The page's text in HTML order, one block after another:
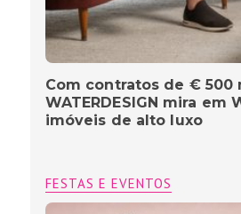
Com contratos de € 500
WATERDESIGN mira em
imóveis de alto luxo
FESTAS E EVENTOS